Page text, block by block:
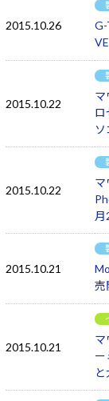
2015.10.26
2015.10.22
マ
ロ
2015.10.22
マ
月
2015.10.21
売
2015.10.21
マ
ー